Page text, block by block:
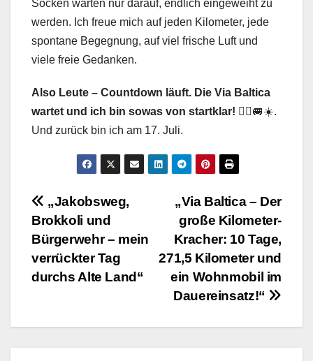
Socken warten nur darauf, endlich eingeweiht zu
werden. Ich freue mich auf jeden Kilometer, jede
spontane Begegnung, auf viel frische Luft und
viele freie Gedanken.
Also Leute – Countdown läuft. Die Via Baltica
wartet und ich bin sowas von startklar! 🚶‍♂️🚐☀️.
Und zurück bin ich am 17. Juli.
Beitragsnavigation
„Via Baltica – Der
große Kilometer-
Kracher: 10 Tage,
271,5 Kilometer und
ein Wohnmobil im
Dauereinsatz!“
„Jakobsweg,
Brokkoli und
Bürgerwehr – mein
verrückter Tag
durchs Alte Land“